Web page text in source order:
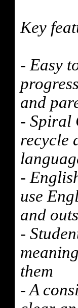
Key
- Easy
and
- Spiral
recycle
-
use
and
-
them
- A